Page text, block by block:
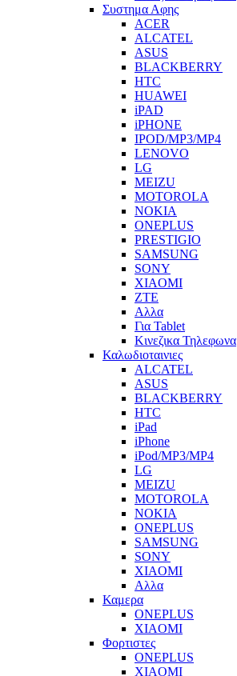
Συστημα Αφης
ACER
ALCATEL
ASUS
BLACKBERRY
HTC
HUAWEI
iPAD
iPHONE
IPOD/MP3/MP4
LENOVO
LG
MEIZU
MOTOROLA
NOKIA
ONEPLUS
PRESTIGIO
SAMSUNG
SONY
XIAOMI
ZTE
Αλλα
Για Tablet
Κινεζικα Τηλεφωνα
Καλωδιοταινιες
ALCATEL
ASUS
BLACKBERRY
HTC
iPad
iPhone
iPod/MP3/MP4
LG
MEIZU
MOTOROLA
NOKIA
ONEPLUS
SAMSUNG
SONY
XIAOMI
Αλλα
Καμερα
ONEPLUS
XIAOMI
Φορτιστες
ONEPLUS
XIAOMI